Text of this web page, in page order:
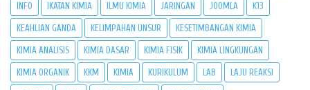
INFO IKATAN KIMIA ILMU KIMIA JARINGAN JOOMLA K13
KEAHLIAN GANDA KELIMPAHAN UNSUR KESETIMBANGAN KIMIA
KIMIA ANALISIS KIMIA DASAR KIMIA FISIK KIMIA LINGKUNGAN
KIMIA ORGANIK KKM KIMIA KURIKULUM LAB LAJU REAKSI